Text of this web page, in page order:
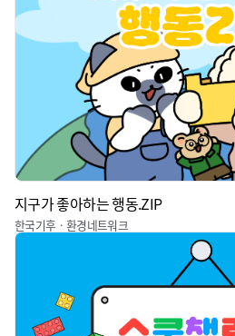
지구가 좋아하는 행동.ZIP
한국기후ㆍ환경네트워크